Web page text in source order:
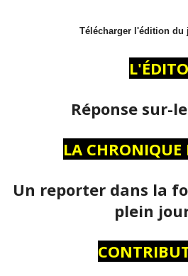
Télécharger l'édition du
L'ÉDITO
Réponse sur-
LA CHRONIQUE
Un reporter dans la
plein